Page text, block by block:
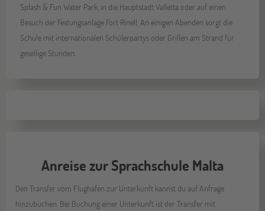
Splash & Fun Water Park, in die Hauptstadt Valletta oder auf einen
Besuch der Festungsanlage Fort Rinell. An einigen Abenden sorgt die
Schule mit internationalen Schülerpartys oder Grillen am Strand für
gesellige Stunden.
Anreise zur Sprachschule Malta
Den Transfer vom Flughafen zur Unterkunft kannst du auf Anfrage
hinzubuchen. Bei Buchung einer Unterkunft ist der Transfer mit